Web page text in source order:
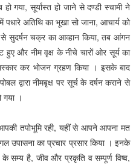
गया, सूर्यास्त हो जाने से दण्डी स्चामी ने
अतिथि का भूखा सो जाना, आचार्य को
सुदर्षन चक्र का आव्हान किया, तब आंगन
हुए और नीम वृक्ष के नीचे चारों ओर सूर्य का
कर भोजन ग्रहण किया । इसके बाद
द्वारा नीमबृक्ष पर सूर्च के दर्षन कराने से
गया ।
तपोभूमि रही, यहीं से आपने आपना मत
युगल उपासना का प्रचार प्रसार किया । इनके
सम्य है, जीव और प्रकृति व सम्पूर्ण विष्व,